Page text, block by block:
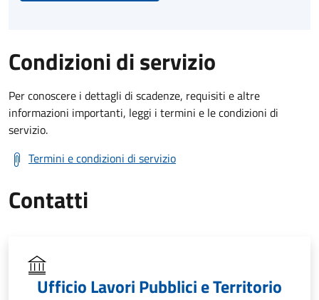
Condizioni di servizio
Per conoscere i dettagli di scadenze, requisiti e altre
informazioni importanti, leggi i termini e le condizioni di
servizio.
Termini e condizioni di servizio
Contatti
Ufficio Lavori Pubblici e Territorio